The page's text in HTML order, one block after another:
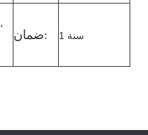
ضمان: 1 سنة